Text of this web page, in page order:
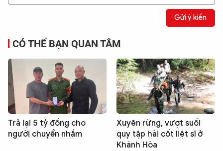
Gửi ý kiến
CÓ THỂ BẠN QUAN TÂM
Trả lại 5 tỷ đồng cho
người chuyển nhầm
Xuyên rừng, vượt suối
quy tập hài cốt liệt sĩ ở
Khánh Hòa